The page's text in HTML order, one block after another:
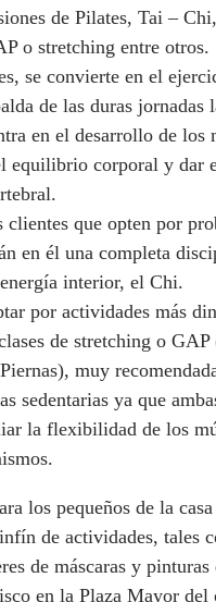
de Pilates, Tai –
o stretching entre otros.
se convierte en el
de las duras jornadas
en el desarrollo de los
equilibrio corporal y dar
clientes que opten por
en él una completa
interior, el Chi.
por actividades más
de stretching o GAP
muy
sedentarias ya que
la flexibilidad de los
los pequeños de la
de actividades, tales
de máscaras y pinturas
en la Plaza Mayor del